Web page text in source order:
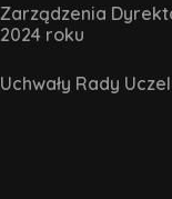
Zarządzenia
2024 roku
Uchwały Rady